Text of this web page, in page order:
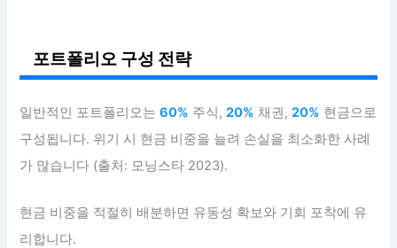
포트폴리오 구성 전략
일반적인 포트폴리오는60% 주식,20% 채권,20% 현금으로
구성됩니다. 위기 시 현금 비중을 늘려 손실을 최소화한 사례
가 많습니다 (출처: 모닝스타 2023).
현금 비중을 적절히 배분하면 유동성 확보와 기회 포착에 유
리합니다.